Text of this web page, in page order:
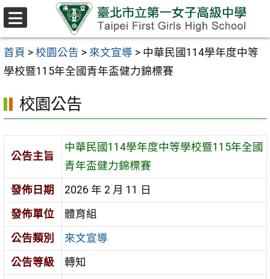
跳至主要內容區
首頁 > 校園公告 > 來文宣導 > 中華民國114學年度中等
學校暨115年全國青年盃健力錦標賽
校園公告
公告主旨
中華民國114學年度中等學校暨115年全國
青年盃健力錦標賽
發佈日期
2026 年 2 月 11 日
發佈單位
體育組
公告類別
來文宣導
公告等級
轉知
選
單